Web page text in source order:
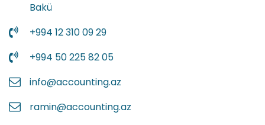
Bakü
+994 12 310 09 29
+994 50 225 82 05
info@accounting.az
ramin@accounting.az